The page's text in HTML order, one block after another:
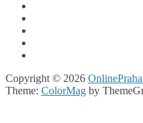
Copyright © 2026
Theme: ColorMag by